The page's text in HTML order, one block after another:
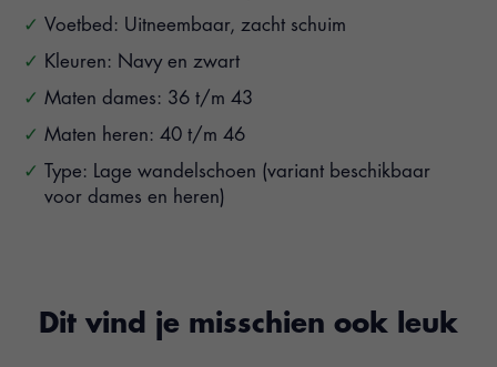
Voetbed: Uitneembaar, zacht schuim
Kleuren: Navy en zwart
Maten dames: 36 t/m 43
Maten heren: 40 t/m 46
Type: Lage wandelschoen (variant beschikbaar
voor dames en heren)
Dit vind je misschien ook leuk